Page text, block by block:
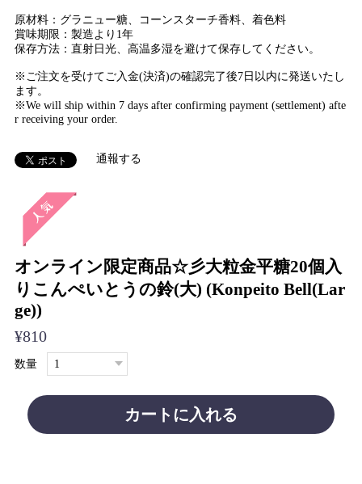
オンライン限定商品☆彡大粒金平糖20個入
りこんぺいとうの鈴(大) (Konpeito Bell(Lar
ge))
¥810
数量
カートに入れる
原材料：グラニュー糖、コーンスターチ香料、着色料
賞味期限：製造より1年
保存方法：直射日光、高温多湿を避けて保存してください。
※ご注文を受けてご入金(決済)の確認完了後7日以内に発送いたし
ます。
※We will ship within 7 days after confirming payment (settlement) afte
r receiving your order.
通報する